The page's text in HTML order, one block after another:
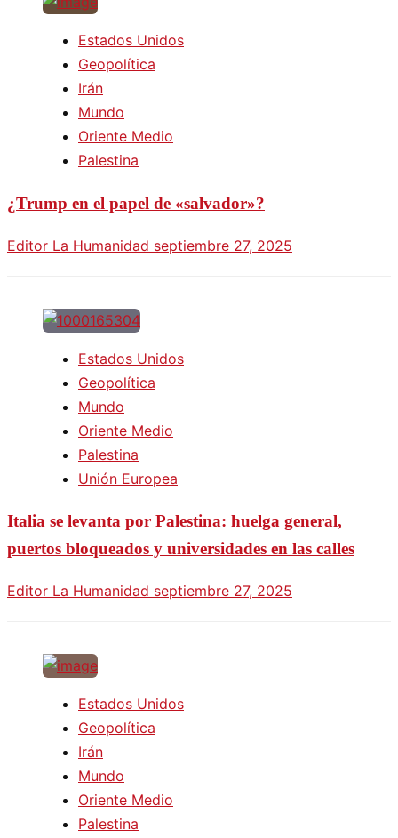
Estados Unidos
Geopolítica
Irán
Mundo
Oriente Medio
Palestina
¿Trump en el papel de «salvador»?
Editor La Humanidad septiembre 27, 2025
Estados Unidos
Geopolítica
Mundo
Oriente Medio
Palestina
Unión Europea
Italia se levanta por Palestina: huelga general,
puertos bloqueados y universidades en las calles
Editor La Humanidad septiembre 27, 2025
Estados Unidos
Geopolítica
Irán
Mundo
Oriente Medio
Palestina